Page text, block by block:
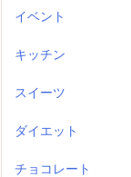
イベント
キッチン
スイーツ
ダイエット
チョコレート